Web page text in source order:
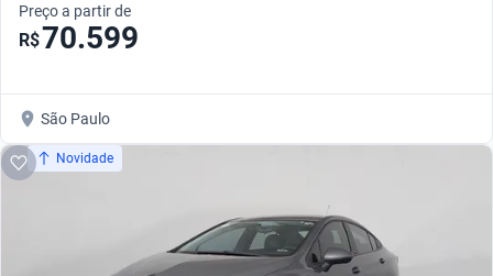
Preço a partir de
R$70.599
São Paulo
Novidade